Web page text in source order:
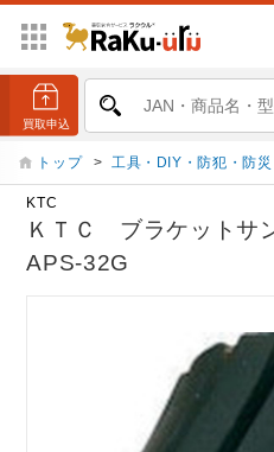
トップ > 工具・DIY・防犯・防災
KTC
ＫＴＣ ブラケットサ
APS-32G